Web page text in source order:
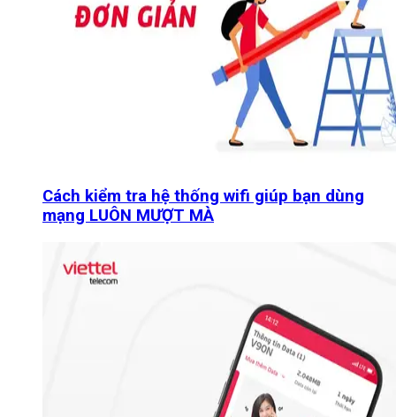
Cách kiểm tra hệ thống wifi giúp bạn dùng
mạng LUÔN MƯỢT MÀ